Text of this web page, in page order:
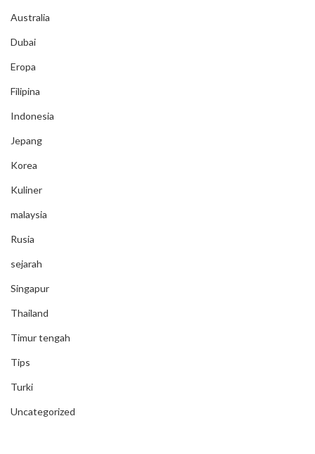
Australia
Dubai
Eropa
Filipina
Indonesia
Jepang
Korea
Kuliner
malaysia
Rusia
sejarah
Singapur
Thailand
Timur tengah
Tips
Turki
Uncategorized